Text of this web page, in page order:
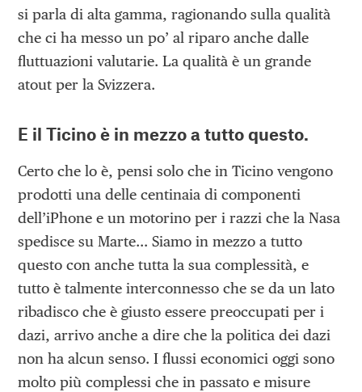
si parla di alta gamma, ragionando sulla qualità
che ci ha messo un po’ al riparo anche dalle
fluttuazioni valutarie. La qualità è un grande
atout per la Svizzera.
E il Ticino è in mezzo a tutto questo.
Certo che lo è, pensi solo che in Ticino vengono
prodotti una delle centinaia di componenti
dell’iPhone e un motorino per i razzi che la Nasa
spedisce su Marte… Siamo in mezzo a tutto
questo con anche tutta la sua complessità, e
tutto è talmente interconnesso che se da un lato
ribadisco che è giusto essere preoccupati per i
dazi, arrivo anche a dire che la politica dei dazi
non ha alcun senso. I flussi economici oggi sono
molto più complessi che in passato e misure